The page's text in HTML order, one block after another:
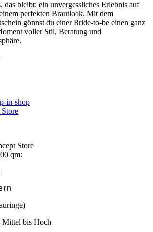
das bleibt: ein unvergessliches Erlebnis auf
perfekten Brautlook. Mit dem
gönnst du einer Bride-to-be einen ganz
voller Stil, Beratung und
in-shop
Store
qm:
Mittel bis Hoch